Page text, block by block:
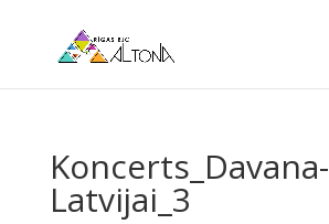
Koncerts_Davana-
Latvijai_3